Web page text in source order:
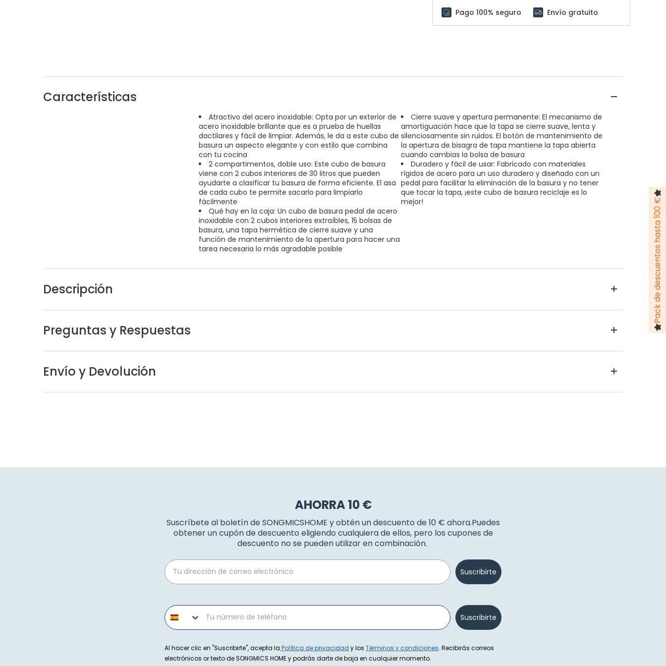
Pago 100% seguro
Envío gratuito
Características
Atractivo del acero inoxidable: Opta por un exterior de
acero inoxidable brillante que es a prueba de huellas
dactilares y fácil de limpiar. Además, le da a este cubo de
basura un aspecto elegante y con estilo que combina
con tu cocina
Cierre suave y apertura permanente: El mecanismo de
amortiguación hace que la tapa se cierre suave, lenta y
silenciosamente sin ruidos. El botón de mantenimiento de
la apertura de bisagra de tapa mantiene la tapa abierta
cuando cambias la bolsa de basura
2 compartimentos, doble uso: Este cubo de basura
viene con 2 cubos interiores de 30 litros que pueden
ayudarte a clasificar tu basura de forma eficiente. El asa
de cada cubo te permite sacarlo para limpiarlo
fácilmente
Duradero y fácil de usar: Fabricado con materiales
rígidos de acero para un uso duradero y diseñado con un
pedal para facilitar la eliminación de la basura y no tener
que tocar la tapa, ¡este cubo de basura reciclaje es lo
mejor!
Qué hay en la caja: Un cubo de basura pedal de acero
inoxidable con 2 cubos interiores extraíbles, 15 bolsas de
basura, una tapa hermética de cierre suave y una
función de mantenimiento de la apertura para hacer una
tarea necesaria lo más agradable posible
Descripción
Preguntas y Respuestas
Envío y Devolución
AHORRA 10 €
Suscríbete al boletín de SONGMICSHOME y obtén un descuento de 10 € ahora.Puedes
obtener un cupón de descuento eligiendo cualquiera de ellos, pero los cupones de
descuento no se pueden utilizar en combinación.
Email
Suscribirte
Phone number
Suscribirte
Al hacer clic en "Suscribirte", acepta la Política de privacidad y los Términos y condiciones. Recibirás correos
electrónicos or texto de SONGMICS HOME y podrás darte de baja en cualquier momento.
Pack de descuentos hasta 100 €